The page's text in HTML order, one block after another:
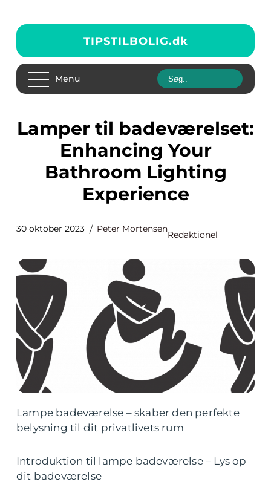
TIPSTILBOLIG.dk
Menu
Lamper til badeværelset:
Enhancing Your
Bathroom Lighting
Experience
30 oktober 2023 Peter Mortensen
Redaktionel
Lampe badeværelse – skaber den perfekte
belysning til dit privatlivets rum
Introduktion til lampe badeværelse – Lys op
dit badeværelse